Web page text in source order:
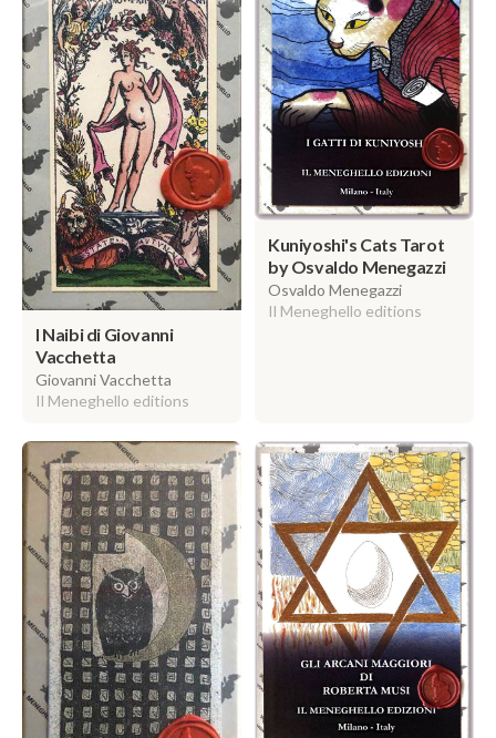
I Naibi di Giovanni
Vacchetta
Giovanni Vacchetta
Il Meneghello editions
Kuniyoshi's Cats Tarot
by Osvaldo Menegazzi
Osvaldo Menegazzi
Il Meneghello editions